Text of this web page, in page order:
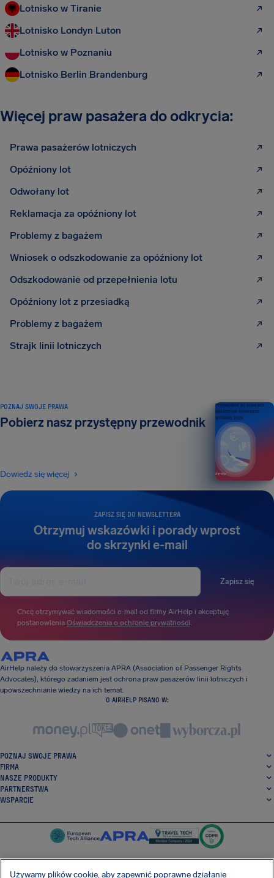
Lotnisko w Tiranie
Lotnisko Londyn Luton
Lotnisko w Poznaniu
Lotnisko Berlin Brandenburg
Więcej praw pasażera do odkrycia:
Prawa pasażerów lotniczych
Opóźniony lot
Odwołany lot
Reklamacja za opóźniony lot
Problemy z bagażem
Wniosek o odszkodowanie za opóźniony lot
Odszkodowanie od przepełnienia lotu
Opóźniony lot z przesiadką
Problemy z bagażem
Strajk linii lotniczych
ZAPISZ SIĘ DO NEWSLETTERA
Otrzymuj wskazówki i porady wprost
do skrzynki e-mail
Zapisz się
Chcę otrzymywać wiadomości e-mail od firmy AirHelp i akceptuję
postanowienia Oświadczenia o ochronie prywatności.
POZNAJ SWOJE PRAWA
Pobierz nasz przystępny przewodnik
Dowiedz się więcej
Przewodnik po prawach
pasażerów lotniczych
WYDANIE 2026
AirHelp należy do stowarzyszenia APRA (Association of Passenger Rights
Advocates), którego zadaniem jest ochrona praw pasażerów linii lotniczych i
upowszechnianie wiedzy na ich temat.
O AIRHELP PISANO W:
POZNAJ SWOJE PRAWA
FIRMA
NASZE PRODUKTY
PARTNERSTWA
WSPARCIE
Używamy plików cookie, aby zapewnić poprawne działanie